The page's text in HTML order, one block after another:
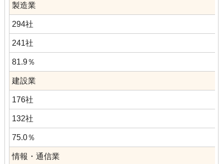
製造業
294社
241社
81.9％
建設業
176社
132社
75.0％
情報・通信業